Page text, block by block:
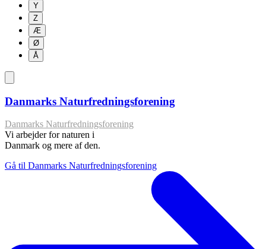
Y
Z
Æ
Ø
Å
Danmarks Naturfredningsforening
Danmarks Naturfredningsforening
Vi arbejder for naturen i
Danmark og mere af den.
Gå til Danmarks Naturfredningsforening